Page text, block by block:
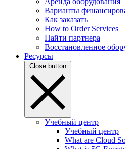
Варианты
Как заказать
How to Order Services
Найти партнера
Восстановленное
Ресурсы
Close button
Учебный центр
Учебный центр
What are Cloud